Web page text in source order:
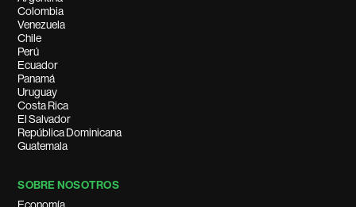
Colombia
Venezuela
Chile
Perú
Ecuador
Panamá
Uruguay
Costa Rica
El Salvador
República Dominicana
Guatemala
SOBRE NOSOTROS